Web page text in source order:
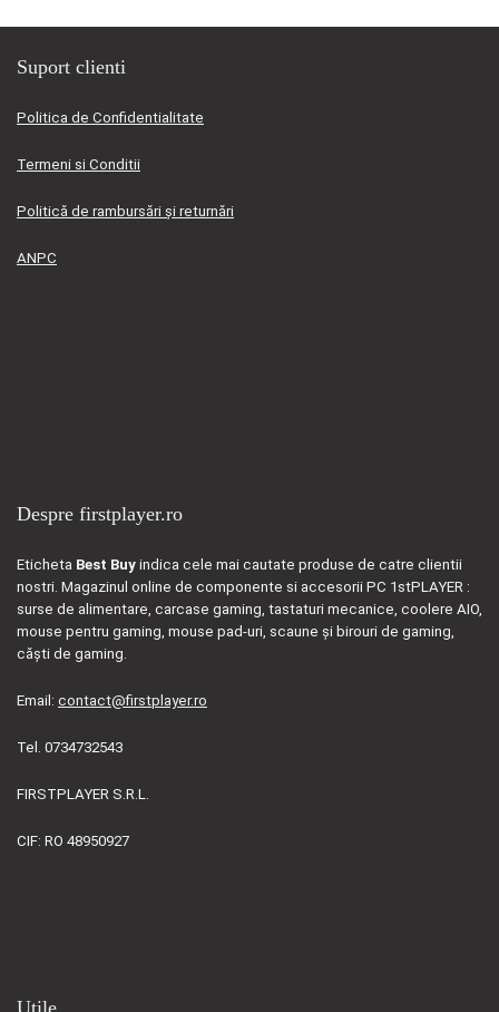
Suport clienti
Politica de Confidentialitate
Termeni si Conditii
Politică de rambursări și returnări
ANPC
Despre firstplayer.ro
Eticheta Best Buy indica cele mai cautate produse de catre clientii
nostri. Magazinul online de componente si accesorii PC 1stPLAYER :
surse de alimentare, carcase gaming, tastaturi mecanice, coolere AIO,
mouse pentru gaming, mouse pad-uri, scaune și birouri de gaming,
căști de gaming.
Email: contact@firstplayer.ro
Tel. 0734732543
FIRSTPLAYER S.R.L.
CIF: RO 48950927